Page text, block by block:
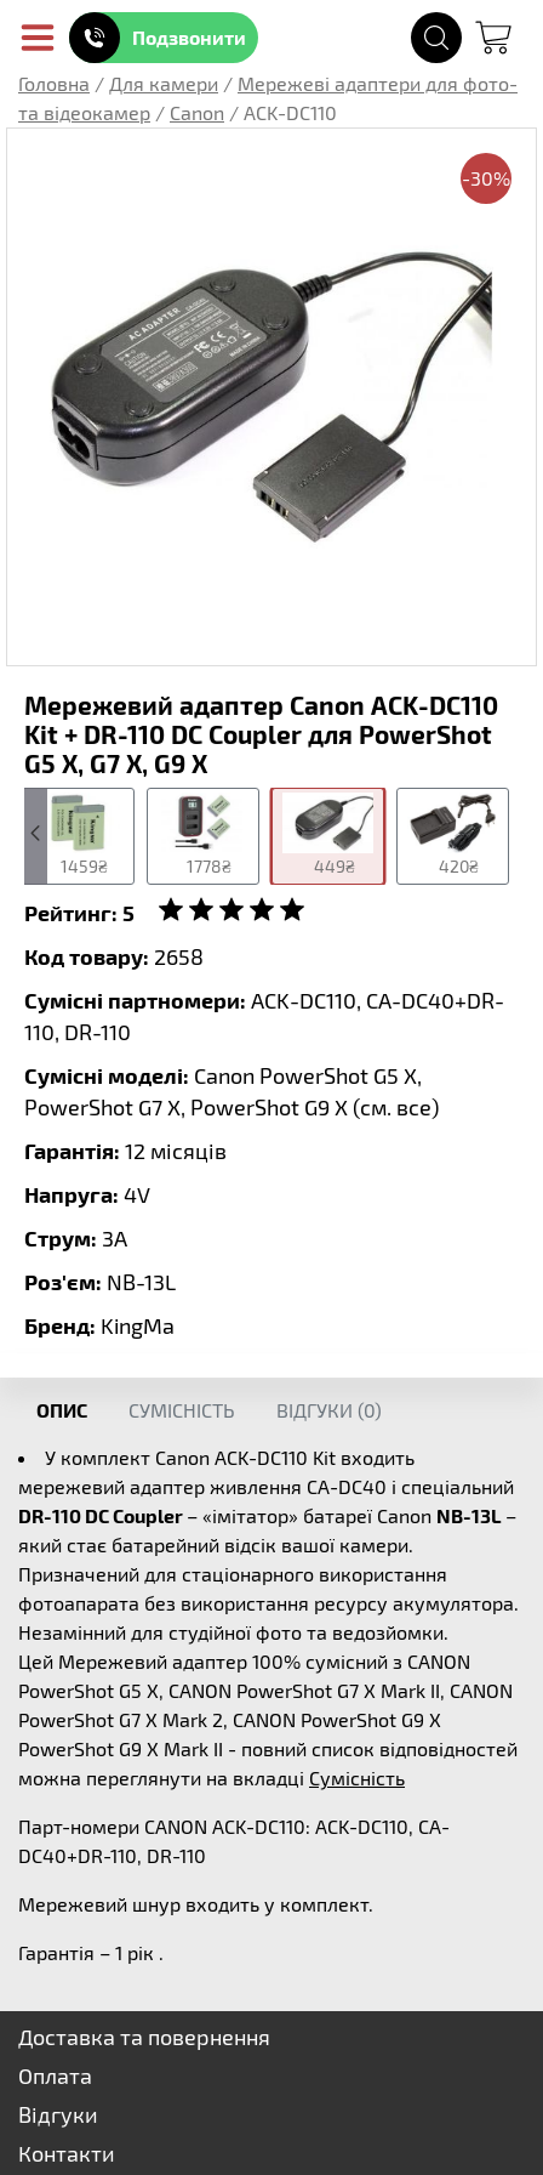
Подзвонити
Головна / Для камери / Мережеві адаптери для фото-
та відеокамер / Canon / ACK-DC110
-30%
Мережевий адаптер Canon ACK-DC110
Kit + DR-110 DC Coupler для PowerShot
G5 X, G7 X, G9 X
1459₴ 1778₴ 449₴ 420₴
Рейтинг: 5
Код товару: 2658
Сумісні партномери: ACK-DC110, CA-DC40+DR-
110, DR-110
Сумісні моделі: Canon PowerShot G5 X,
PowerShot G7 X, PowerShot G9 X (см. все)
Гарантія: 12 місяців
Напруга: 4V
Струм: 3A
Роз'єм: NB-13L
Бренд: KingMa
ОПИС СУМІСНІСТЬ ВІДГУКИ (0)
У комплект Canon ACK-DC110 Kit входить
мережевий адаптер живлення CA-DC40 і спеціальний
DR-110 DC Coupler – «імітатор» батареї Canon NB-13L –
який стає батарейний відсік вашої камери.
Призначений для стаціонарного використання
фотоапарата без використання ресурсу акумулятора.
Незамінний для студійної фото та ведозйомки.
Цей Мережевий адаптер 100% сумісний з CANON
PowerShot G5 X, CANON PowerShot G7 X Mark II, CANON
PowerShot G7 X Mark 2, CANON PowerShot G9 X
PowerShot G9 X Mark II - повний список відповідностей
можна переглянути на вкладці Сумісність
Парт-номери CANON ACK-DC110: ACK-DC110, CA-
DC40+DR-110, DR-110
Мережевий шнур входить у комплект.
Гарантія – 1 рік .
Доставка та повернення
Оплата
Відгуки
Контакти